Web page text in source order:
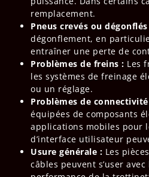
remplacement.
Pneus crevés ou
dégonflement, en
entraîner une perte de
Problèmes de freins : Les
les systèmes de freinage
ou un réglage.
Problèmes de
équipées de composants
applications mobiles pour
d’interface utilisateur
Usure générale : Les
câbles peuvent s’user